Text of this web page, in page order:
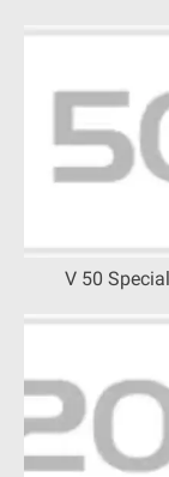
V 50